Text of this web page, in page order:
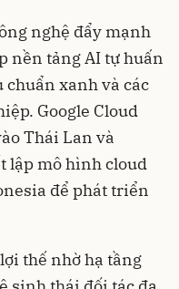
nghệ đẩy mạnh
nền tảng AI tự huấn
xanh và các
Google Cloud
Thái Lan và
lập mô hình cloud
để phát triển
thế nhờ hạ tầng